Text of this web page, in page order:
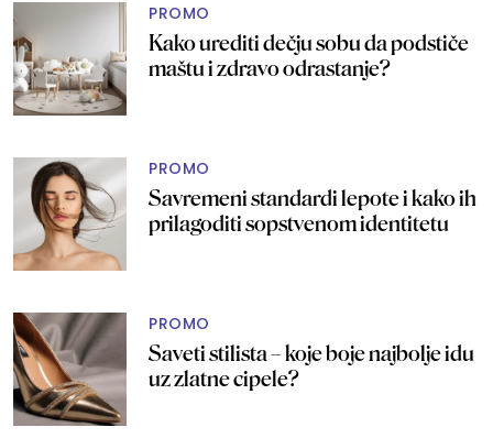
PROMO
Kako urediti dečju sobu da podstiče
maštu i zdravo odrastanje?
PROMO
Savremeni standardi lepote i kako ih
prilagoditi sopstvenom identitetu
PROMO
Saveti stilista – koje boje najbolje idu
uz zlatne cipele?